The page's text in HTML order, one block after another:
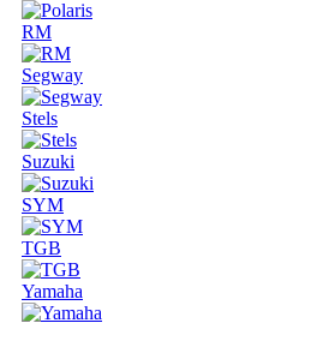
RM
Segway
Stels
Suzuki
SYM
TGB
Yamaha